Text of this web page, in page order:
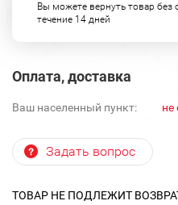
Вы можете вернуть товар без
течение 14 дней
Оплата, доставка
Ваш населенный пункт: не
Задать вопрос
ТОВАР НЕ ПОДЛЕЖИТ